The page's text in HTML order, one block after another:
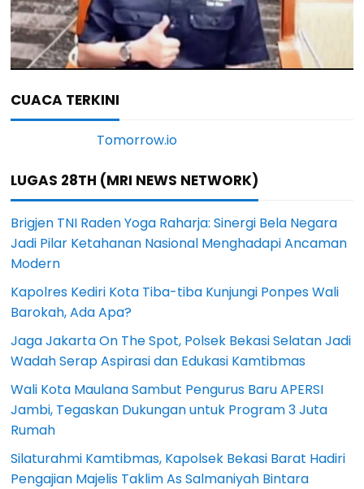
CUACA TERKINI
LUGAS 28TH (MRI NEWS NETWORK)
Brigjen TNI Raden Yoga Raharja: Sinergi Bela Negara
Jadi Pilar Ketahanan Nasional Menghadapi Ancaman
Modern
Kapolres Kediri Kota Tiba-tiba Kunjungi Ponpes Wali
Barokah, Ada Apa?
Jaga Jakarta On The Spot, Polsek Bekasi Selatan Jadi
Wadah Serap Aspirasi dan Edukasi Kamtibmas
Wali Kota Maulana Sambut Pengurus Baru APERSI
Jambi, Tegaskan Dukungan untuk Program 3 Juta
Rumah
Silaturahmi Kamtibmas, Kapolsek Bekasi Barat Hadiri
Pengajian Majelis Taklim As Salmaniyah Bintara